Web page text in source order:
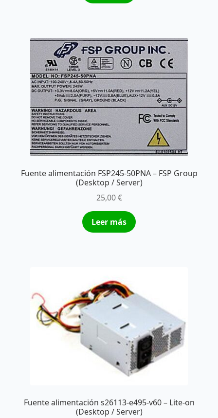
Fuente alimentación FSP245-50PNA – FSP Group
(Desktop / Server)
25,00€
Leer más
Fuente alimentación s26113-e495-v60 – Lite-on
(Desktop / Server)